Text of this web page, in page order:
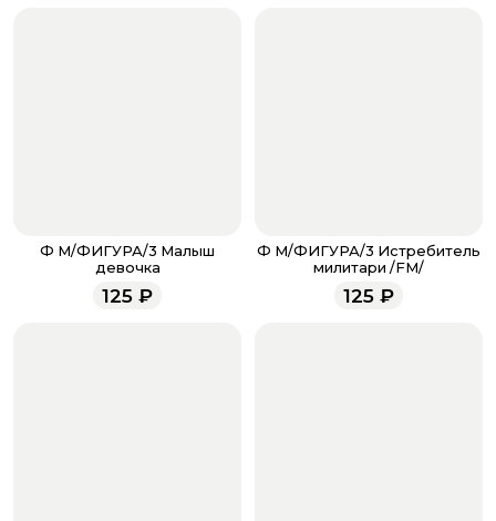
звоните по номеру телефона 8 (927) 936-71-86
напишите WhatsApp
+7 937 333-66-53. Наши
менеджеры работают ежедневно с 9.00 до 23.00 и
всегда рады проконсультировать вас.
Ф М/ФИГУРА/3 Малыш
девочка
125 ₽
Ф М/ФИГУРА/3 Истребитель
милитари /FM/
125 ₽